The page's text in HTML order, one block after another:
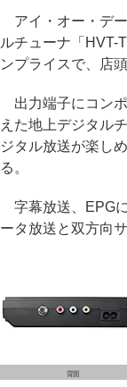
アイ・オー・デ
ルチューナ「HVT-
ンプライスで、店
出力端子にコン
えた地上デジタル
ジタル放送が楽し
る。
字幕放送、EPG
ータ放送と双方向
背面